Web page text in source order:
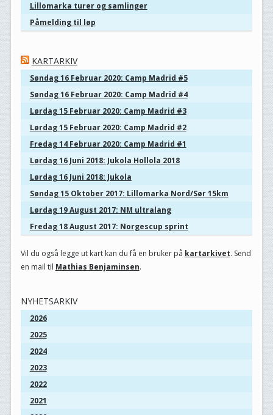
Lillomarka turer og samlinger
Påmelding til løp
KARTARKIV
Søndag 16 Februar 2020: Camp Madrid #5
Søndag 16 Februar 2020: Camp Madrid #4
Lørdag 15 Februar 2020: Camp Madrid #3
Lørdag 15 Februar 2020: Camp Madrid #2
Fredag 14 Februar 2020: Camp Madrid #1
Lørdag 16 Juni 2018: Jukola Hollola 2018
Lørdag 16 Juni 2018: Jukola
Søndag 15 Oktober 2017: Lillomarka Nord/Sør 15km
Lørdag 19 August 2017: NM ultralang
Fredag 18 August 2017: Norgescup sprint
Vil du også legge ut kart kan du få en bruker på kartarkivet. Send
en mail til Mathias Benjaminsen.
NYHETSARKIV
2026
2025
2024
2023
2022
2021